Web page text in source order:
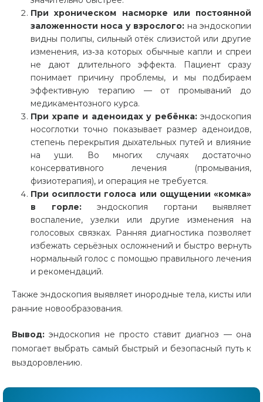
При хроническом насморке или постоянной
заложенности носа у взрослого: на эндоскопии
видны полипы, сильный отёк слизистой или другие
изменения, из‑за которых обычные капли и спреи
не дают длительного эффекта. Пациент сразу
понимает причину проблемы, и мы подбираем
эффективную терапию — от промываний до
медикаментозного курса.
При храпе и аденоидах у ребёнка:эндоскопия
носоглотки точно показывает размер аденоидов,
степень перекрытия дыхательных путей и влияние
на уши. Во многих случаях достаточно
консервативного лечения (промывания,
физиотерапия), и операция не требуется.
При осиплости голоса или ощущении «комка»
в горле:эндоскопия гортани выявляет
воспаление, узелки или другие изменения на
голосовых связках. Ранняя диагностика позволяет
избежать серьёзных осложнений и быстро вернуть
нормальный голос с помощью правильного лечения
и рекомендаций.
Также эндоскопия выявляет инородные тела, кисты или
ранние новообразования.
Вывод: эндоскопия не просто ставит диагноз — она
помогает выбрать самый быстрый и безопасный путь к
выздоровлению.